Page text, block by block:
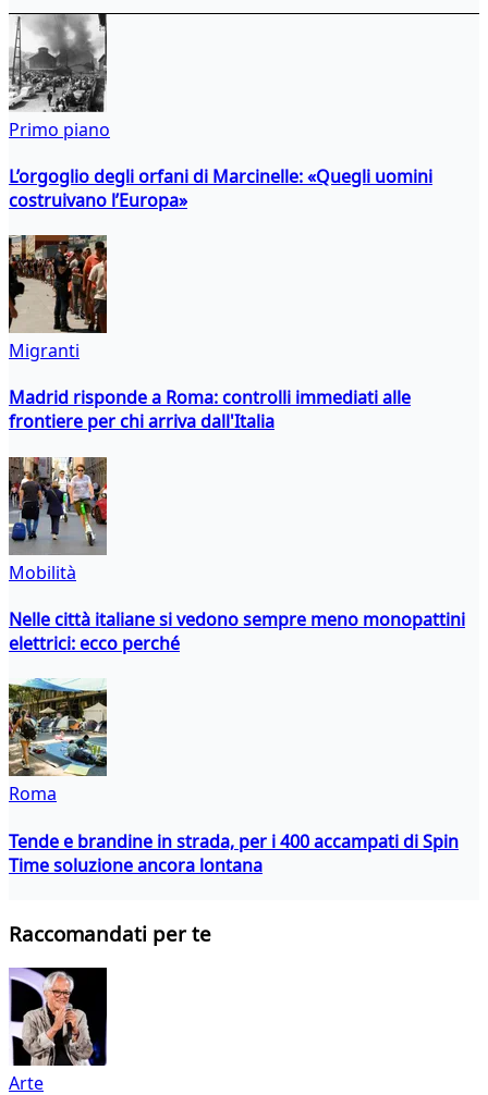
Primo piano
L’orgoglio degli orfani di Marcinelle: «Quegli uomini
costruivano l’Europa»
Migranti
Madrid risponde a Roma: controlli immediati alle
frontiere per chi arriva dall'Italia
Mobilità
Nelle città italiane si vedono sempre meno monopattini
elettrici: ecco perché
Roma
Tende e brandine in strada, per i 400 accampati di Spin
Time soluzione ancora lontana
Raccomandati per te
Arte